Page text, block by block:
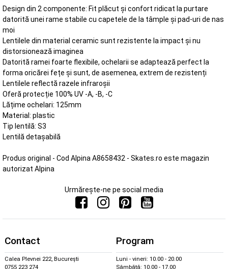
Design din 2 componente: Fit plăcut și confort ridicat la purtare
datorită unei rame stabile cu capetele de la tâmple și pad-uri de nas
moi
Lentilele din material ceramic sunt rezistente la impact și nu
distorsionează imaginea
Datorită ramei foarte flexibile, ochelarii se adaptează perfect la
forma oricărei fețe și sunt, de asemenea, extrem de rezistenți
Lentilele reflectă razele infraroșii
Oferă protecție 100% UV -A, -B, -C
Lățime ochelari: 125mm
Material: plastic
Tip lentilă: S3
Lentilă detașabilă
Produs original - Cod Alpina A8658432 - Skates.ro este magazin
autorizat Alpina
Urmărește-ne pe social media
Contact
Calea Plevnei 222, București
0755 223 274
Program
Luni - vineri: 10.00 - 20.00
Sâmbătă: 10.00 - 17.00